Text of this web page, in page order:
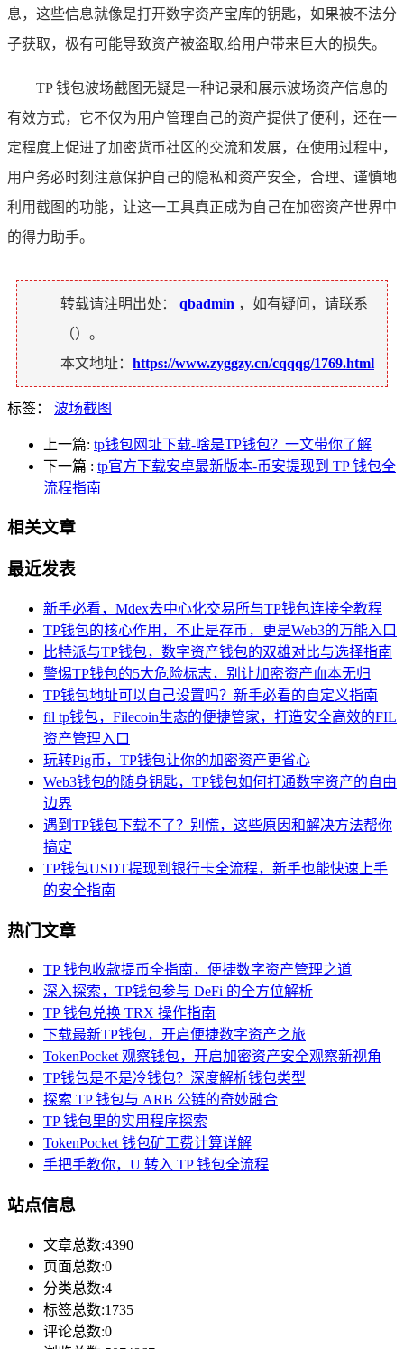
息，这些信息就像是打开数字资产宝库的钥匙，如果被不法分
子获取，极有可能导致资产被盗取,给用户带来巨大的损失。
TP 钱包波场截图无疑是一种记录和展示波场资产信息的
有效方式，它不仅为用户管理自己的资产提供了便利，还在一
定程度上促进了加密货币社区的交流和发展，在使用过程中，
用户务必时刻注意保护自己的隐私和资产安全，合理、谨慎地
利用截图的功能，让这一工具真正成为自己在加密资产世界中
的得力助手。
转载请注明出处： qbadmin ，如有疑问，请联系
（）。
本文地址： https://www.zyggzy.cn/cqqqg/1769.html
标签： 波场截图
上一篇: tp钱包网址下载-啥是TP钱包？一文带你了解
下一篇 : tp官方下载安卓最新版本-币安提现到 TP 钱包全
流程指南
相关文章
最近发表
新手必看，Mdex去中心化交易所与TP钱包连接全教程
TP钱包的核心作用，不止是存币，更是Web3的万能入口
比特派与TP钱包，数字资产钱包的双雄对比与选择指南
警惕TP钱包的5大危险标志，别让加密资产血本无归
TP钱包地址可以自己设置吗？新手必看的自定义指南
fil tp钱包，Filecoin生态的便捷管家，打造安全高效的FIL
资产管理入口
玩转Pig币，TP钱包让你的加密资产更省心
Web3钱包的随身钥匙，TP钱包如何打通数字资产的自由
边界
遇到TP钱包下载不了？别慌，这些原因和解决方法帮你
搞定
TP钱包USDT提现到银行卡全流程，新手也能快速上手
的安全指南
热门文章
TP 钱包收款提币全指南，便捷数字资产管理之道
深入探索，TP钱包参与 DeFi 的全方位解析
TP 钱包兑换 TRX 操作指南
下载最新TP钱包，开启便捷数字资产之旅
TokenPocket 观察钱包，开启加密资产安全观察新视角
TP钱包是不是冷钱包？深度解析钱包类型
探索 TP 钱包与 ARB 公链的奇妙融合
TP 钱包里的实用程序探索
TokenPocket 钱包矿工费计算详解
手把手教你，U 转入 TP 钱包全流程
站点信息
文章总数:4390
页面总数:0
分类总数:4
标签总数:1735
评论总数:0